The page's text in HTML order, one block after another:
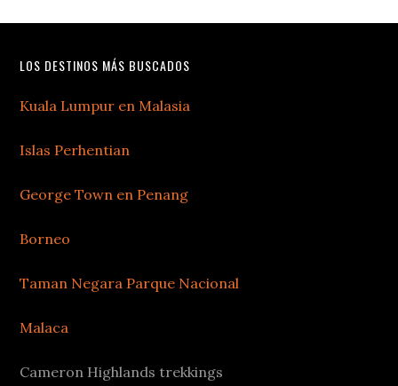
LOS DESTINOS MÁS BUSCADOS
Kuala Lumpur en Malasia
Islas Perhentian
George Town en Penang
Borneo
Taman Negara Parque Nacional
Malaca
Cameron Highlands trekkings